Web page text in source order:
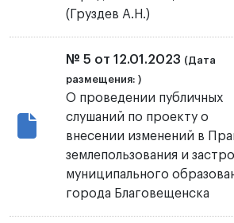
(Груздев А.Н.)
№ 5 от 12.01.2023 (Дата
размещения: )
О проведении публичных
слушаний по проекту о
внесении изменений в
землепользования и
муниципального
города Благовещенска